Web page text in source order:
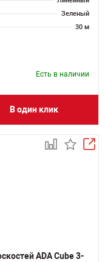
Зеленый
30 м
Есть в наличии
В один клик
ADA Cube 3-